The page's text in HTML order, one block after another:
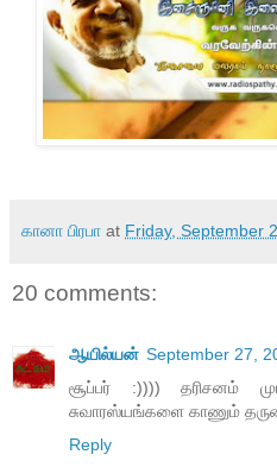
கானா பிரபா at Friday, September
20 comments:
ஆயில்யன் September 27,
சூப்பர் :)))) தரிசனம்
சுவாரஸ்யங்களை காணும்
Reply